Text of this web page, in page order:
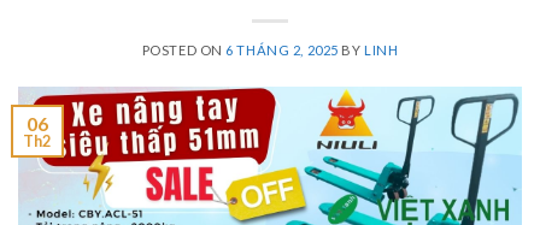
POSTED ON 6 THÁNG 2, 2025 BY LINH
06
Th2